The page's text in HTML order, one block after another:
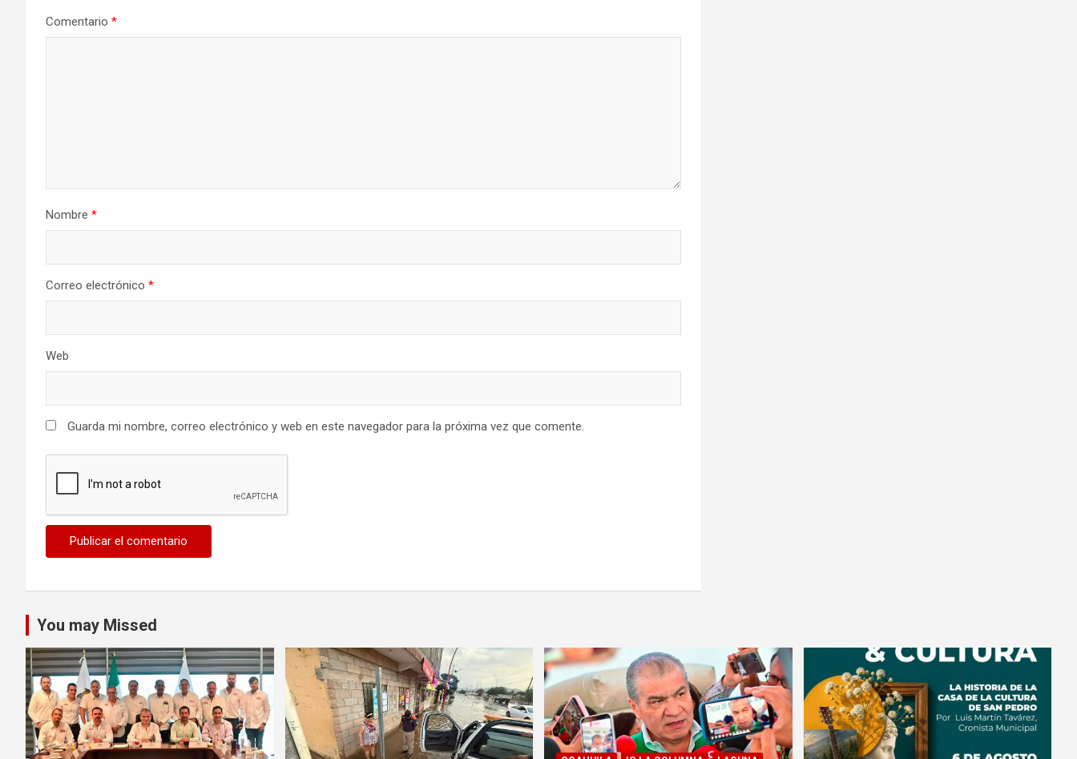
Comentario *
Nombre *
Correo electrónico *
Web
Guarda mi nombre, correo electrónico y web en este navegador para la próxima vez que comente.
You may Missed